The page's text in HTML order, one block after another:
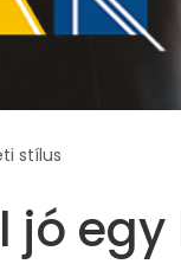
stílus
jó egy